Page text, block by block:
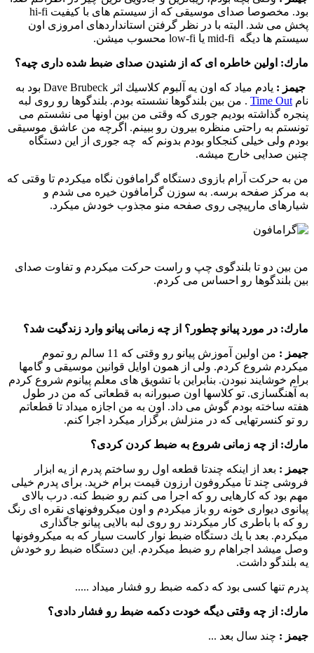
پخش می شد. البته با در نظر گرفتن استانداردهای امروزی اون
سیستم ها دیگه mid-fi یا low-fi محسوب میشن.
مارك: اولین خاطره ای كه از شنیدن صدای ضبط شده داری چیه؟
جیمز :‌
یادم میاد كه اون یه آلبوم كلاسیك اثر Dave Brubeck بود به
نام Time Out . من بین بلندگوها نشسته بودم. بلندگوها رو روی لبه
پنجره گذاشته بودیم جوری كه وقتی من بین اونها می نشستم می
تونستم به راحتی منظره بیرون رو ببینم. اگرچه من عاشق موسیقی
بودم ولی خیلی كنجكاو بودم بدونم كه چه جوری از این دستگاه
چنین صدایی خارج میشه.
من به حركت آرام بازوی دستگاه گرامافون نگاه میكردم تا وقتی كه
به مركز صفحه برسه. به سوزن گرامافون خیره می شدم و
شیارهای مارپیچی روی صفحه منو مجذوب خودش میكرد.
من بین دو تا بلندگوی چپ و راست حركت میكردم و تفاوت صدای
بین بلندگوها رو احساس می كردم.
مارك: در مورد پیانو چطور؟‌ از چه زمانی پیانو وارد زندگیت شد؟
جیمز :‌
من اولین آموزش پیانو رو وقتی كه 11 سالم رو تموم
میكردم شروع كردم. ولی از همون اوایل قوانین موسیقی و گامها
برام خوشایند نبودن. بنابراین با تشویق های معلم پیانوم شروع كردم
به آهنگسازی. تو كلاسها اون صبورانه به قطعاتی كه من در طول
هفته ساخته بودم گوش می داد. اون به من اجازه میداد تا قطعاتم
رو تو كنسرتهایی كه در منزلش برگزار میكرد اجرا كنم.
مارك: از چه زمانی شروع به ضبط كردن كردی؟
جیمز :‌ بعد از اینكه چندتا قطعه اول رو ساختم پدرم از یه ابزار
فروشی چند تا میكروفون ارزون قیمت برام خرید. برای پدرم خیلی
مهم بود كه كارهایی رو كه اجرا می كنم رو ضبط كنه. درب بالای
پیانوی دیواری خونه رو باز میكردم و اون میكروفونهای نقره ای رنگ
رو كه با باطری كار میكردند رو روی لبه بالایی پیانو جاگذاری
میكردم. بعد با یك دستگاه ضبط نوار كاست سیار كه به میكروفونها
وصل میشد اجراهام رو ضبط میكردم. این دستگاه ضبط رو خودش
یه بلندگو داشت.
پدرم تنها كسی بود كه دكمه ضبط رو فشار میداد .....
مارك: از چه وقتی دیگه خودت دكمه ضبط رو فشار دادی؟‌
جیمز :‌ چند سال بعد ...